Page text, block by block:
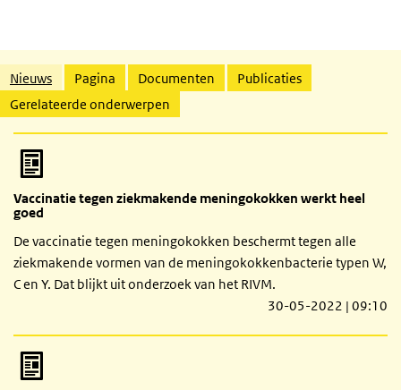
Gerelateerde inhoud
Nieuws Pagina Documenten
Publicaties
Gerelateerde onderwerpen
Vaccinatie tegen ziekmakende meningokokken werkt heel
goed
De vaccinatie tegen meningokokken beschermt tegen alle
ziekmakende vormen van de meningokokkenbacterie typen W,
C en Y. Dat blijkt uit onderzoek van het RIVM.
30-05-2022 | 09:10